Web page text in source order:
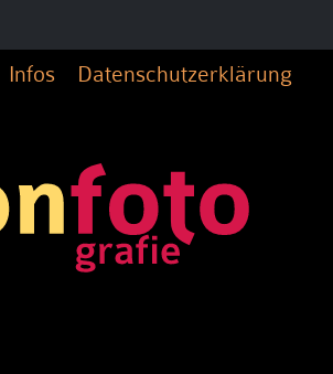
Infos Datenschutzerklärung